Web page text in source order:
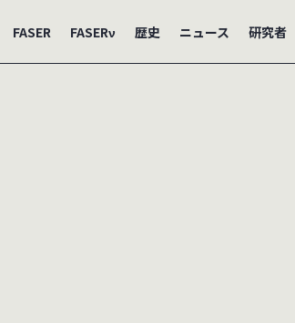
FASER FASERν 歴史 ニュース 研究者